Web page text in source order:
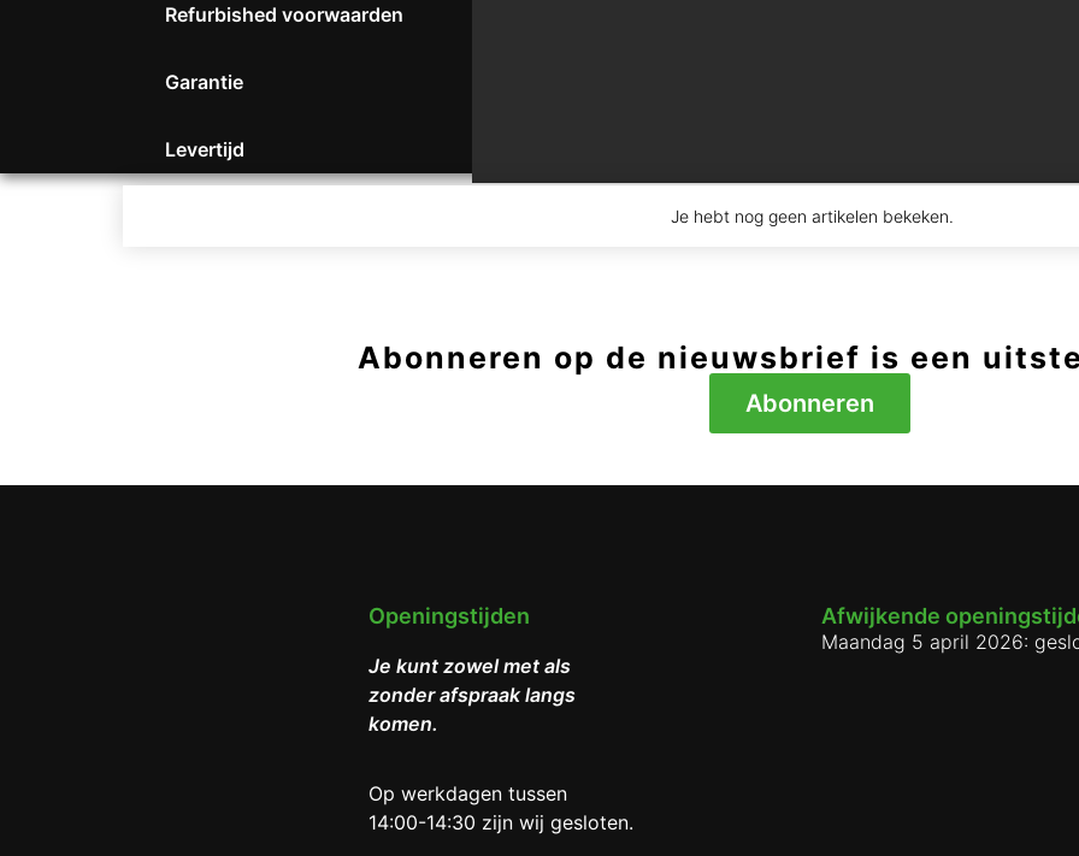
Refurbished voorwaarden
Garantie
Levertijd
Je hebt nog geen artikelen bekeken.
Abonneren op de nieuwsbrief is een
Abonneren
Openingstijden
Je kunt zowel met als
zonder afspraak langs
komen.
Op werkdagen tussen
14:00-14:30 zijn wij gesloten.
Afwijkende
Maandag 5 april 2026: